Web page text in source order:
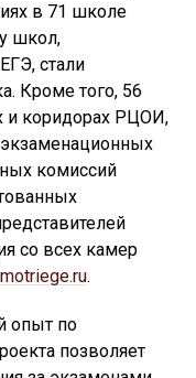
в 71 школе
школ,
стали
Кроме того, 56
и коридорах РЦОИ,
комиссий
со всех камер
.
опыт по
позволяет